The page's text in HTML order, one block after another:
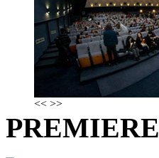
<< >>
PREMIERE